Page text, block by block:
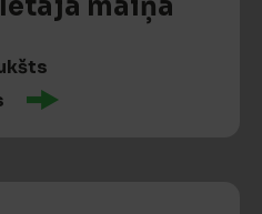
maiņa